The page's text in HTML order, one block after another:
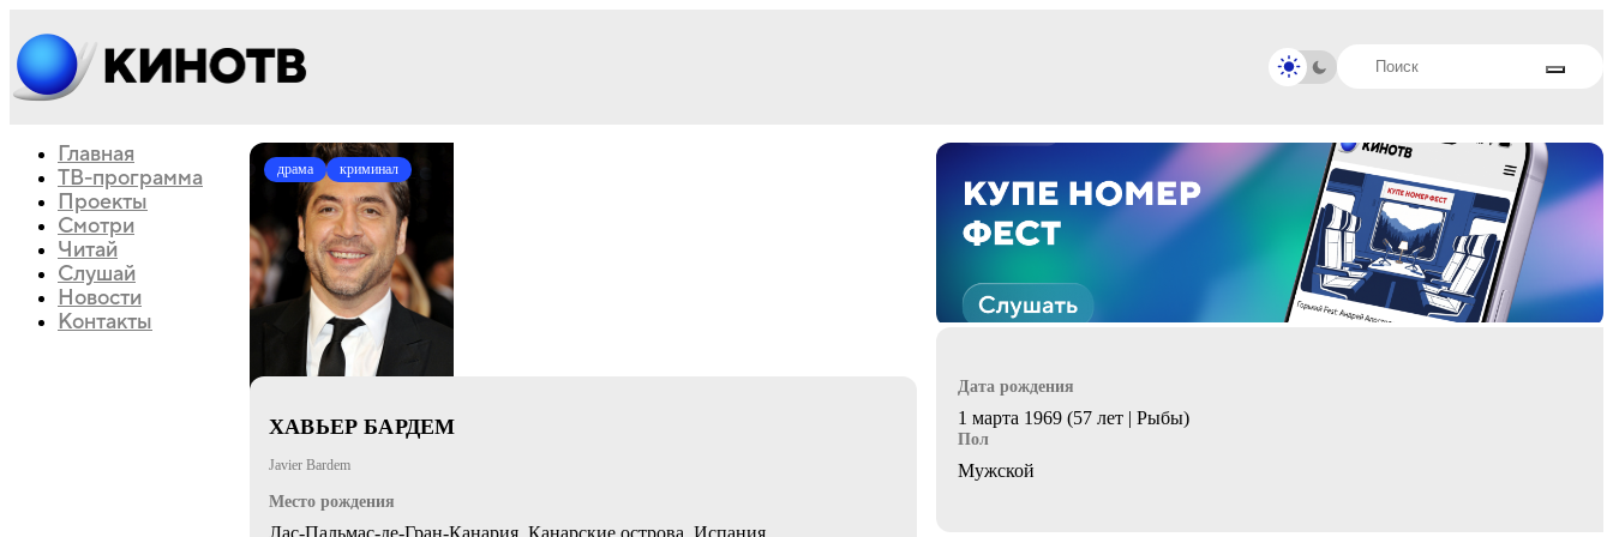
Главная
ТВ-программа
Проекты
Смотри
Читай
Слушай
Новости
Контакты
драма криминал
ХАВЬЕР БАРДЕМ
Javier Bardem
Место рождения
Лас-Пальмас-де-Гран-Канария, Канарские острова, Испания
Дата рождения
1 марта 1969 (57 лет | Рыбы)
Пол
Мужской